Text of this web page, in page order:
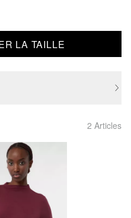
LA TAILLE
2 Articles